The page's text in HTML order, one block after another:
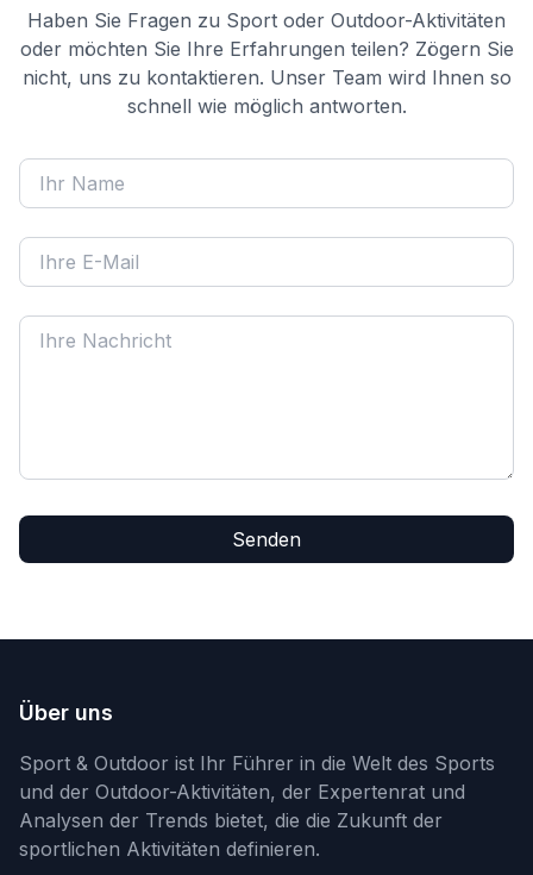
Haben Sie Fragen zu Sport oder Outdoor-Aktivitäten
oder möchten Sie Ihre Erfahrungen teilen? Zögern Sie
nicht, uns zu kontaktieren. Unser Team wird Ihnen so
schnell wie möglich antworten.
Senden
Über uns
Sport & Outdoor ist Ihr Führer in die Welt des Sports
und der Outdoor-Aktivitäten, der Expertenrat und
Analysen der Trends bietet, die die Zukunft der
sportlichen Aktivitäten definieren.